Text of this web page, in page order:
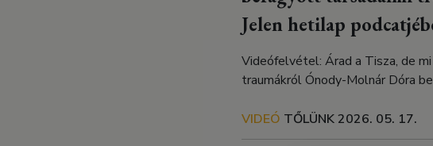
Jelen hetilap
Videófelvétel: Árad a Tisza, de
traumákról Ónody-Molnár Dóra
VIDEÓ TŐLÜNK2026. 05. 17.